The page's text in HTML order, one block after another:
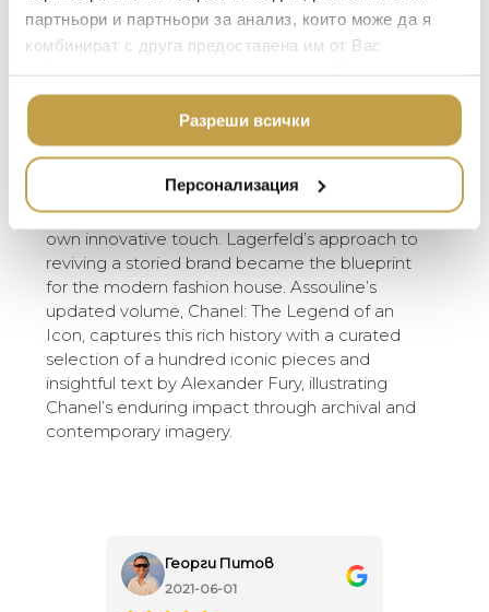
партньори и партньори за анализ, които може да я
комбинират с друга предоставена им от Вас
ползването от Ваша страна на услугите им.
Разреши всички
Персонализация
jersey and tweed to couture status, creating a
sophisticated yet understated silhouette that
vision liberated women from restrictive clothing,
aligning with broader societal shifts. The fashion
house she founded has continued to shape
Lagerfeld, reinventing the industry by drawing
inspiration from Chanel’s legacy while adding his
own innovative touch. Lagerfeld’s approach to
reviving a storied brand became the blueprint
for the modern fashion house. Assouline’s
updated volume, Chanel: The Legend of an
Icon, captures this rich history with a curated
selection of a hundred iconic pieces and
insightful text by Alexander Fury, illustrating
Chanel’s enduring impact through archival and
contemporary imagery.
Георги Питов
2021-06-01
ВИСОК КЛАС
МЕБЕЛИ
ПОДАРЪЦИ
SELETTI
DOLCE & GABBANA
ETHNICRAFT
ZUIVER
DUTCHBONE